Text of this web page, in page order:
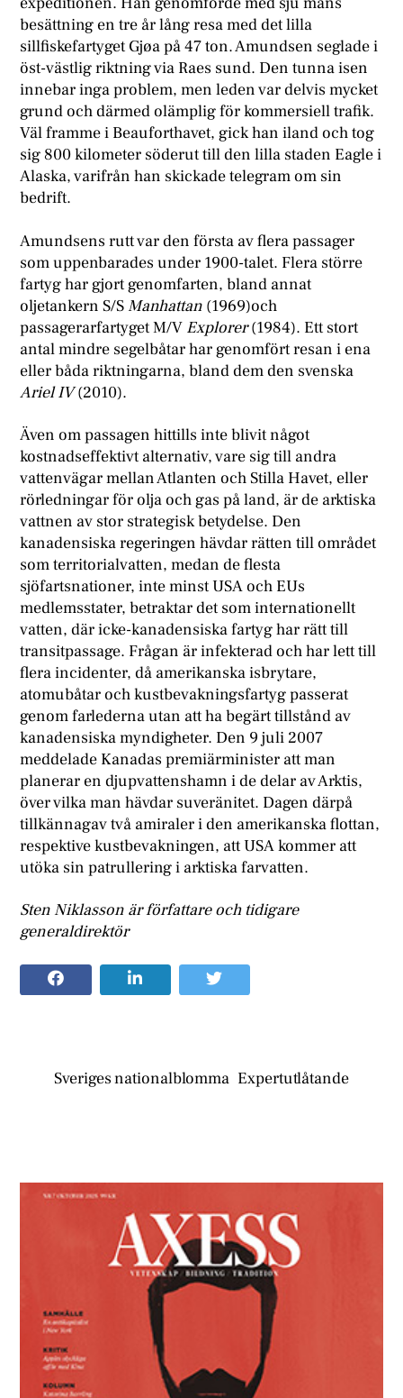
besättning en tre år lång resa med det lilla
sillfiskefartyget Gjøa på 47 ton. Amundsen seglade i
öst-västlig riktning via Raes sund. Den tunna isen
innebar inga problem, men leden var delvis mycket
grund och därmed olämplig för kommersiell trafik.
Väl framme i Beauforthavet, gick han iland och tog
sig 800 kilometer söderut till den lilla staden Eagle i
Alaska, varifrån han skickade telegram om sin
bedrift.
Amundsens rutt var den första av flera passager
som uppenbarades under 1900-talet. Flera större
fartyg har gjort genomfarten, bland annat
oljetankern S/SManhattan (1969)och
passagerarfartyget M/V Explorer(1984). Ett stort
antal mindre segelbåtar har genomfört resan i ena
eller båda riktningarna, bland dem den svenska
Ariel IV(2010).
Även om passagen hittills inte blivit något
kostnadseffektivt alternativ, vare sig till andra
vattenvägar mellan Atlanten och Stilla Havet, eller
rörledningar för olja och gas på land, är de arktiska
vattnen av stor strategisk betydelse. Den
kanadensiska regeringen hävdar rätten till området
som territorialvatten, medan de flesta
sjöfartsnationer, inte minst USA och EUs
medlemsstater, betraktar det som internationellt
vatten, där icke-kanadensiska fartyg har rätt till
transitpassage. Frågan är infekterad och har lett till
flera incidenter, då amerikanska isbrytare,
atomubåtar och kustbevakningsfartyg passerat
genom farlederna utan att ha begärt tillstånd av
kanadensiska myndigheter. Den 9 juli 2007
meddelade Kanadas premiärminister att man
planerar en djupvattenshamn i de delar av Arktis,
över vilka man hävdar suveränitet. Dagen därpå
tillkännagav två amiraler i den amerikanska flottan,
respektive kustbevakningen, att USA kommer att
utöka sin patrullering i arktiska farvatten.
Sten Niklasson är författare och tidigare
generaldirektör
Sveriges nationalblomma Expertutlåtande